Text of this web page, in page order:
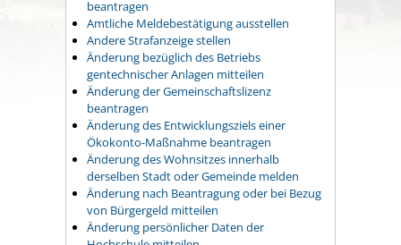
beantragen
Amtliche Meldebestätigung ausstellen
Andere Strafanzeige stellen
Änderung bezüglich des Betriebs
gentechnischer Anlagen mitteilen
Änderung der Gemeinschaftslizenz
beantragen
Änderung des Entwicklungsziels einer
Ökokonto-Maßnahme beantragen
Änderung des Wohnsitzes innerhalb
derselben Stadt oder Gemeinde melden
Änderung nach Beantragung oder bei Bezug
von Bürgergeld mitteilen
Änderung persönlicher Daten der